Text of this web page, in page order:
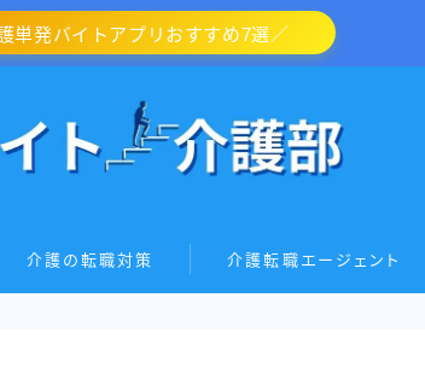
単発バイトアプリおすすめ7選／
介護の転職対策 介護転職エージェント